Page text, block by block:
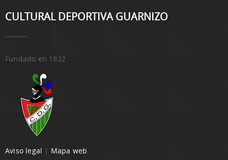
CULTURAL DEPORTIVA GUARNIZO
Fundado en 1922
Aviso legal | Mapa web